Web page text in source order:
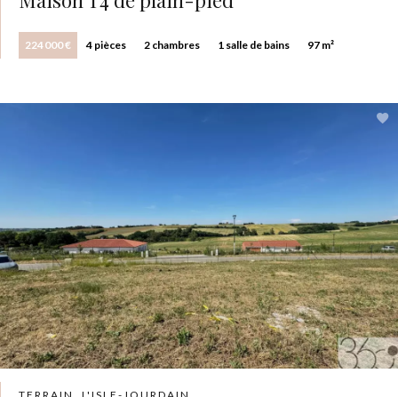
224 000 € 4 pièces 2 chambres 1 salle de bains 97 m²